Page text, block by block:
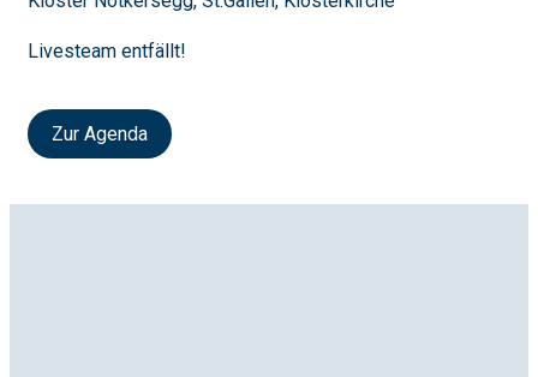
Livesteam entfällt!
Zur Agenda